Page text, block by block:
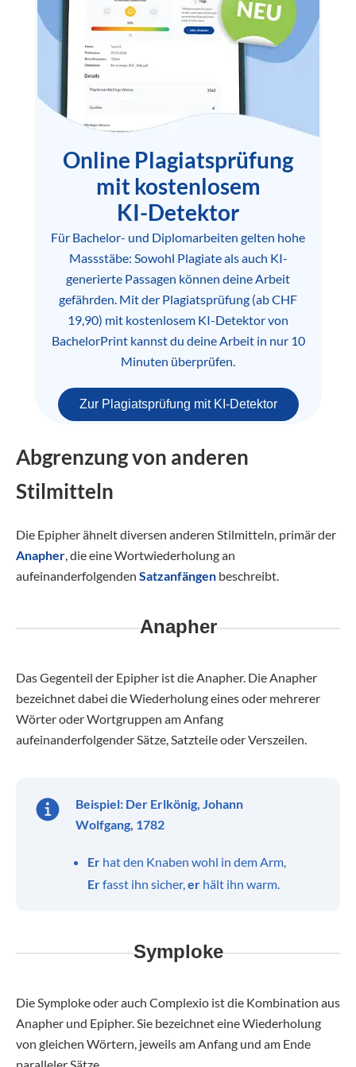
Online Plagiatsprüfung
mit kostenlosem
KI-Detektor
Für Bachelor- und Diplomarbeiten gelten hohe
Massstäbe: Sowohl Plagiate als auch KI-
generierte Passagen können deine Arbeit
gefährden. Mit der Plagiatsprüfung (ab CHF
19,90) mit kostenlosem KI-Detektor von
BachelorPrint kannst du deine Arbeit in nur 10
Minuten überprüfen.
Zur Plagiatsprüfung mit KI-Detektor
Abgrenzung von anderen
Stilmitteln
Die Epipher ähnelt diversen anderen Stilmitteln, primär der
Anapher, die eine Wortwiederholung an
aufeinanderfolgenden Satzanfängen beschreibt.
Anapher
Das Gegenteil der Epipher ist die Anapher. Die Anapher
bezeichnet dabei die Wiederholung eines oder mehrerer
Wörter oder Wortgruppen am Anfang
aufeinanderfolgender Sätze, Satzteile oder Verszeilen.
Beispiel: Der Erlkönig, Johann
Wolfgang, 1782
Er hat den Knaben wohl in dem Arm,
Erfasst ihn sicher,er hält ihn warm.
Symploke
Die Symploke oder auch Complexio ist die Kombination aus
Anapher und Epipher. Sie bezeichnet eine Wiederholung
von gleichen Wörtern, jeweils am Anfang und am Ende